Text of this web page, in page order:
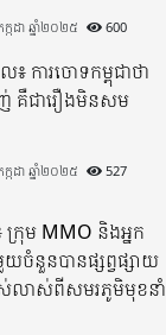
កដា ឆ្នាំ២០២៥​ 600
ល៖ ការចោទកម្ពុជាថា
គឺជារឿងមិនសម
កដា ឆ្នាំ២០២៥​ 527
ក្រុម MMO និងអ្នក
ចំនួនបានផ្សព្វផ្សាយ
ស់លាស់ពីសមរភូមិមុខនាំ